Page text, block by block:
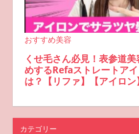
カテゴリー